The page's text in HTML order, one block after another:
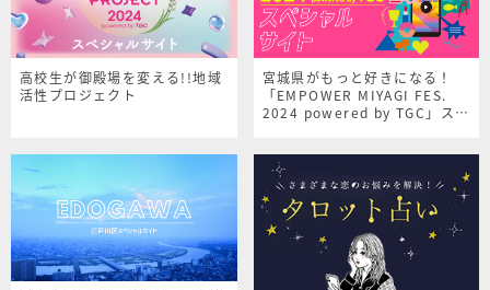
高校生が御殿場を変える!!地域
活性プロジェクト
宮城県がもっと好きになる！
「EMPOWER MIYAGI FES.
2024 powered by TGC」スペ